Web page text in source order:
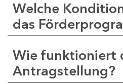
Welche
das
Wie funktioniert
Antragstellung?